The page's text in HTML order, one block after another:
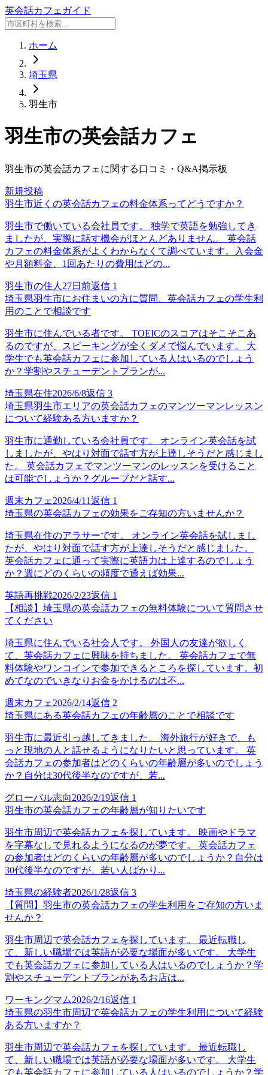
英会話カフェガイド
ホーム
埼玉県
羽生市
羽生市の英会話カフェ
羽生市の英会話カフェに関する口コミ・Q&A掲示板
新規投稿
羽生市近くの英会話カフェの料金体系ってどうですか？
羽生市で働いている会社員です。 独学で英語を勉強してき
ましたが、実際に話す機会がほとんどありません。 英会話
カフェの料金体系がよくわからなくて調べています。入会金
や月額料金、1回あたりの費用はどの...
羽生市の住人 27日前返信 1
埼玉県羽生市にお住まいの方に質問、英会話カフェの学生利
用のことで相談です
羽生市に住んでいる者です。 TOEICのスコアはそこそこあ
るのですが、スピーキングが全くダメで悩んでいます。 大
学生でも英会話カフェに参加している人はいるのでしょう
か？学割やスチューデントプランが...
埼玉県在住2026/6/8返信 3
埼玉県羽生市エリアの英会話カフェのマンツーマンレッスン
について経験ある方いますか？
羽生市に通勤している会社員です。 オンライン英会話を試
しましたが、やはり対面で話す方が上達しそうだと感じまし
た。 英会話カフェでマンツーマンのレッスンを受けること
は可能でしょうか？グループだと話す...
週末カフェ 2026/4/11返信 1
埼玉県の英会話カフェの効果をご存知の方いませんか？
埼玉県在住のアラサーです。 オンライン英会話を試しまし
たが、やはり対面で話す方が上達しそうだと感じました。
英会話カフェに通って実際に英語力は上達するのでしょう
か？週にどのくらいの頻度で通えば効果...
英語再挑戦2026/2/23返信 1
【相談】埼玉県の英会話カフェの無料体験について質問させ
てください
埼玉県に住んでいる社会人です。 外国人の友達が欲しく
て、英会話カフェに興味を持ちました。 英会話カフェで無
料体験やワンコインで参加できるところを探しています。初
めてなのでいきなりお金をかけるのは不...
週末カフェ 2026/2/14返信 2
埼玉県にある英会話カフェの年齢層のことで相談です
羽生市に最近引っ越してきました。 海外旅行が好きで、も
っと現地の人と話せるようになりたいと思っています。 英
会話カフェの参加者はどのくらいの年齢層が多いのでしょう
か？自分は30代後半なのですが、若...
グローバル志向2026/2/19返信 1
羽生市の英会話カフェの年齢層が知りたいです
羽生市周辺で英会話カフェを探しています。 映画やドラマ
を字幕なしで見れるようになるのが夢です。 英会話カフェ
の参加者はどのくらいの年齢層が多いのでしょうか？自分は
30代後半なのですが、若い人ばかり...
埼玉県の経験者2026/1/28返信 3
【質問】羽生市の英会話カフェの学生利用をご存知の方いま
せんか？
羽生市周辺で英会話カフェを探しています。 最近転職し
て、新しい職場では英語が必要な場面が多いです。 大学生
でも英会話カフェに参加している人はいるのでしょうか？学
割やスチューデントプランがあるお店は...
ワーキングマム2026/2/16返信 1
埼玉県の羽生市周辺で英会話カフェの学生利用について経験
ある方いますか？
羽生市周辺で英会話カフェを探しています。 最近転職し
て、新しい職場では英語が必要な場面が多いです。 大学生
でも英会話カフェに参加している人はいるのでしょうか？学